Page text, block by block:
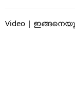
Video |